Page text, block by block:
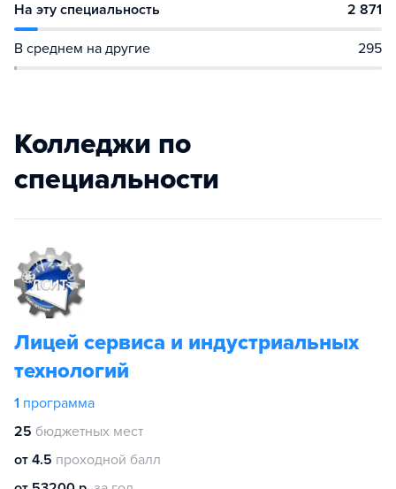
На эту специальность 2 871
В среднем на другие 295
Колледжи по
специальности
Лицей сервиса и индустриальных
технологий
1 программа
25 бюджетных мест
от 4.5 проходной балл